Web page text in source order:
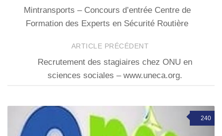
Mintransports – Concours d’entrée Centre de
Formation des Experts en Sécurité Routière
ARTICLE PRÉCÉDENT
Recrutement des stagiaires chez ONU en
sciences sociales – www.uneca.org.
240